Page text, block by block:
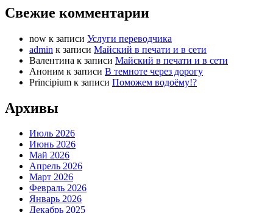
Свежие комментарии
now к записи Услуги переводчика
admin к записи Майский в печати и в сети
Валентина к записи Майский в печати и в сети
Аноним к записи В темноте через дорогу
Principium к записи Поможем водоёму!?
Архивы
Июль 2026
Июнь 2026
Май 2026
Апрель 2026
Март 2026
Февраль 2026
Январь 2026
Декабрь 2025